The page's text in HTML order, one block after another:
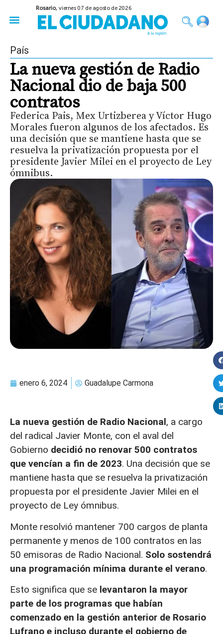
Rosario,viernes 07 de agosto de 2026
País
La nueva gestión de Radio
Nacional dio de baja 500
contratos
Federica Pais, Mex Urtizberea y Víctor Hugo
Morales fueron algunos de los afectados. Es
una decisión que se mantiene hasta que se
resuelva la privatización propuesta por el
presidente Javier Milei en el proyecto de Ley
ómnibus.
enero 6, 2024 Guadalupe Carmona
La nueva gestión de Radio Nacional, a cargo
del radical Javier Monte, con el aval del
Gobierno decidió no renovar 500 contratos
que vencían a fin de 2023. Una decisión que se
mantiene hasta que se resuelva la privatización
propuesta por el presidente Javier Milei en el
proyecto de Ley ómnibus.
Monte resolvió mantener 700 cargos de planta
permanente y menos de 100 contratos en las
50 emisoras de Radio Nacional. Solo sostendrá
una programación mínima durante el verano.
Esto significa que se levantaron la mayor
parte de los programas que habían
comenzado en la gestión anterior de Rosario
Lufrano e incluso durante el gobierno de